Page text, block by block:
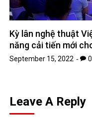
Kỳ lân nghệ thuật
năng cải tiến mới
September 15, 2022 0
Leave A Reply